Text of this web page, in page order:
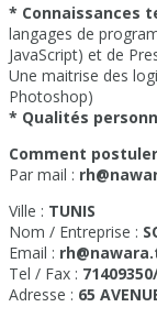
* Connaissances
langages de
JavaScript) et de
Une maitrise des
Photoshop)
* Qualités
Comment
Par mail :
Ville : TUNIS
Nom / Entreprise :
Email :
Tel / Fax :
Adresse : 65